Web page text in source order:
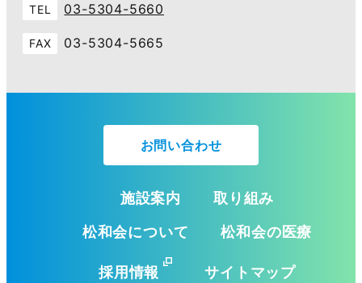
TEL 03-5304-5660
FAX 03-5304-5665
お問い合わせ
取り組み
施設案内
松和会の医療
松和会について
サイトマップ
採用情報